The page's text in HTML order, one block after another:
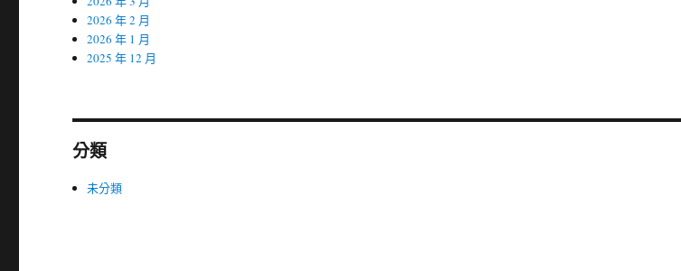
2026 年 2 月
2026 年 1 月
2025 年 12 月
分類
未分類